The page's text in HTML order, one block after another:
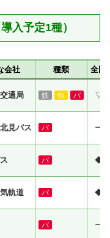
入予定1種）
会社 種類 全国
通局 鉄 軌 バ ▽
見バス バ ー
バ ◆
軌道 バ ◆
バ ー